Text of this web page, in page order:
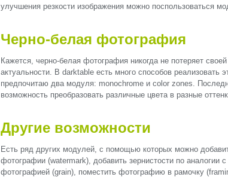
улучшения резкости изображения можно поспользоваться
Черно-белая фотография
Кажется, черно-белая фотография никогда не потеряет своей
актуальности. В darktable есть много способов реализовать
предпочитаю два модуля: monochrome и color zones.
возможность преобразовать различные цвета в разные
Другие возможности
Есть ряд других модулей, с помощью которых можно
фотографии (watermark), добавить зернистости по аналогии
фотографией (grain), поместить фотографию в рамочку